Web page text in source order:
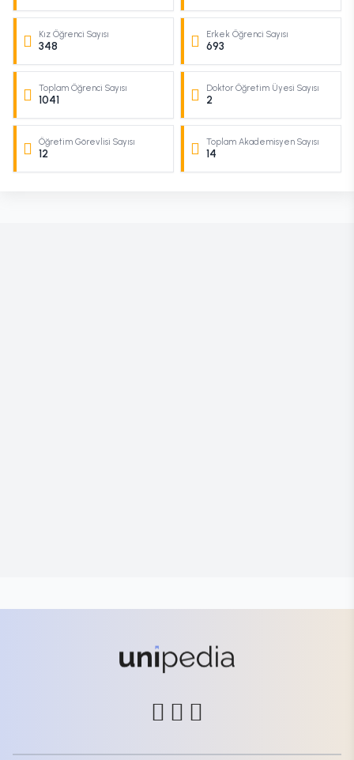
Kız Öğrenci Sayısı
348
Erkek Öğrenci Sayısı
693
Toplam Öğrenci Sayısı
1041
Doktor Öğretim Üyesi Sayısı
2
Öğretim Görevlisi Sayısı
12
Toplam Akademisyen Sayısı
14